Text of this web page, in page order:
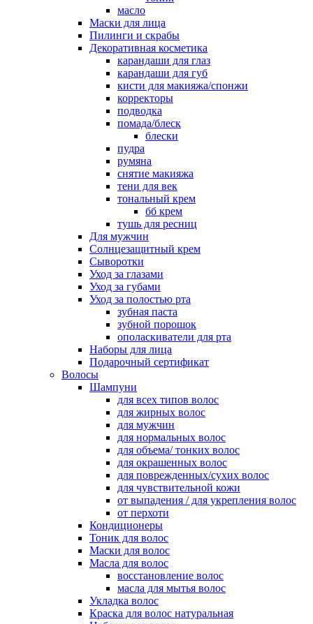
масло
Маски для лица
Пилинги и скрабы
Декоративная косметика
карандаши для глаз
карандаши для губ
кисти для макияжа/спонжи
корректоры
подводка
помада/блеск
блески
пудра
румяна
снятие макияжа
тени для век
тональный крем
бб крем
тушь для ресниц
Для мужчин
Солнцезащитный крем
Сыворотки
Уход за глазами
Уход за губами
Уход за полостью рта
зубная паста
зубной порошок
ополаскиватели для рта
Наборы для лица
Подарочный сертификат
Волосы
Шампуни
для всех типов волос
для жирных волос
для мужчин
для нормальных волос
для объема/ тонких волос
для окрашенных волос
для поврежденных/сухих волос
для чувствительной кожи
от выпадения / для укрепления волос
от перхоти
Кондиционеры
Тоник для волос
Маски для волос
Масла для волос
восстановление волос
масла для мытья волос
Укладка волос
Краска для волос натуральная